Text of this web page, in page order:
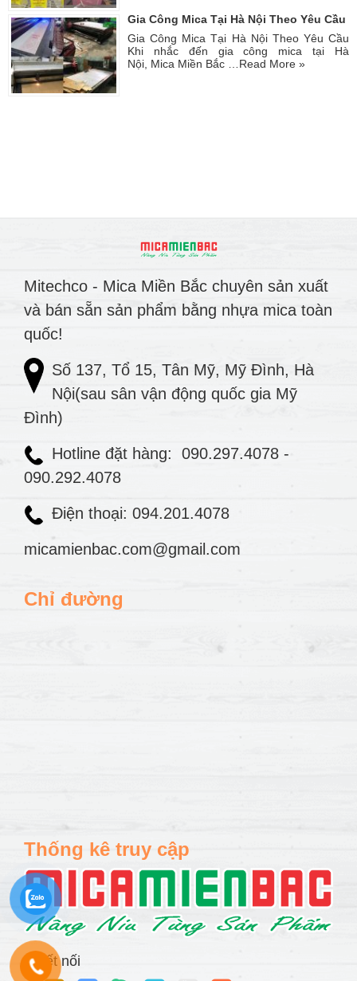
Gia Công Mica Tại Hà Nội Theo Yêu Cầu
Gia Công Mica Tại Hà Nội Theo Yêu Cầu
Khi nhắc đến gia công mica tại Hà
Nội, Mica Miền Bắc …Read More »
Mitechco - Mica Miền Bắc chuyên sản xuất
và bán sẵn sản phẩm bằng nhựa mica toàn
quốc!
Số 137, Tổ 15, Tân Mỹ, Mỹ Đình, Hà
Nội(sau sân vận động quốc gia Mỹ
Đình)
Hotline đặt hàng: 090.297.4078 -
090.292.4078
Điện thoại: 094.201.4078
micamienbac.com@gmail.com
Chỉ đường
Thống kê truy cập
Kết nối